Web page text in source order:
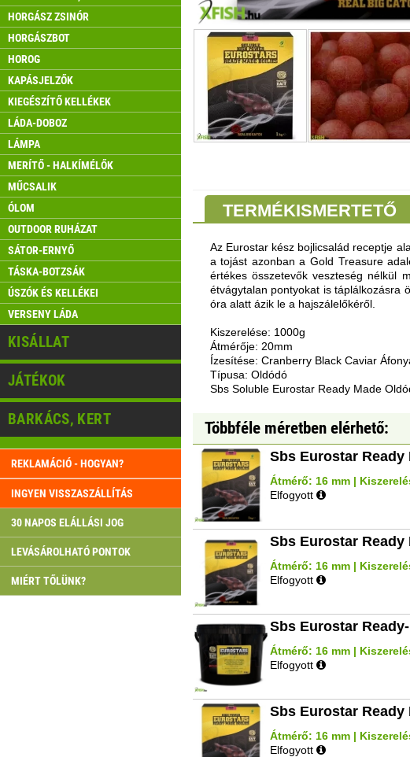
HORGÁSZ ZSINÓR
HORGÁSZBOT
HOROG
KAPÁSJELZŐK
KIEGÉSZÍTŐ KELLÉKEK
LÁDA-DOBOZ
LÁMPA
MERÍTŐ - HALKÍMÉLŐK
MŰCSALIK
ÓLOM
OUTDOOR RUHÁZAT
SÁTOR-ERNYŐ
TÁSKA-BOTZSÁK
ÚSZÓK ÉS KELLÉKEI
VERSENY LÁDA
KISÁLLAT
JÁTÉKOK
BARKÁCS, KERT
REKLAMÁCIÓ - HOGYAN?
INGYEN VISSZASZÁLLÍTÁS
30 NAPOS ELÁLLÁSI JOG
LEVÁSÁROLHATÓ PONTOK
MIÉRT TŐLÜNK?
TERMÉKISMERTETŐ
Az Eurostar kész bojlicsalád receptje
a tojást azonban a Gold Treasure
értékes összetevők veszteség nélkül
étvágytalan pontyokat is táplálkozásra
óra alatt ázik le a hajszálelőkéről.
Kiszerelése: 1000g
Átmérője: 20mm
Ízesítése: Cranberry Black Caviar
Típusa: Oldódó
Sbs Soluble Eurostar Ready Made
Többféle méretben elérhető:
Sbs Eurostar Ready
Átmérő: 16 mm |
Elfogyott
Sbs Eurostar Ready
Átmérő: 16 mm |
Elfogyott
Sbs Eurostar
Átmérő: 16 mm |
Elfogyott
Sbs Eurostar
Átmérő: 16 mm |
Elfogyott